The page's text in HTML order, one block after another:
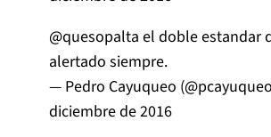
@quesopalta el doble estandar
alertado siempre.
— Pedro Cayuqueo
diciembre de 2016